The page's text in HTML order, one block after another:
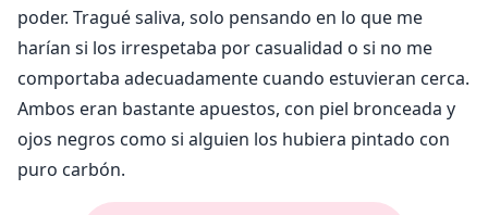
poder. Tragué saliva, solo pensando en lo que me
harían si los irrespetaba por casualidad o si no me
comportaba adecuadamente cuando estuvieran cerca.
Ambos eran bastante apuestos, con piel bronceada y
ojos negros como si alguien los hubiera pintado con
puro carbón.